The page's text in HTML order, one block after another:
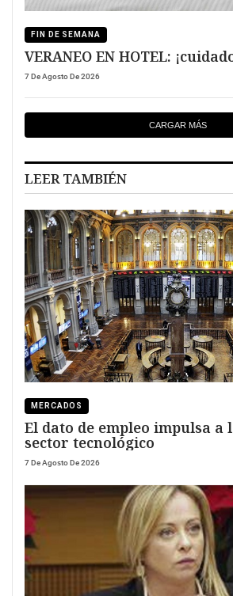
FIN DE SEMANA
VERANEO EN HOTEL:
7 De Agosto De 2026
CARGAR MÁS
LEER TAMBIÉN
MERCADOS
El dato de empleo impulsa a
sector tecnológico
7 De Agosto De 2026